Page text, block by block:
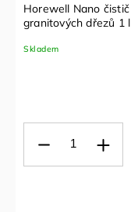
Horewell Nano čistič
granitových dřezů 1 l
Skladem